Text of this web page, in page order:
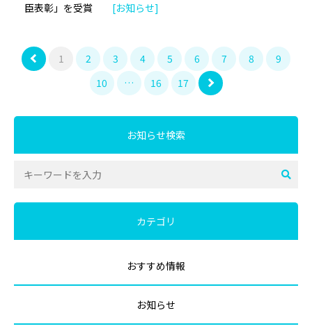
臣表彰」を受賞
[お知らせ]
1 2 3 4 5 6 7 8
9
10
… 16 17
お知らせ検索
カテゴリ
おすすめ情報
お知らせ